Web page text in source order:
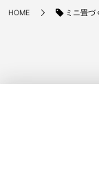
HOME ミニ畳づ